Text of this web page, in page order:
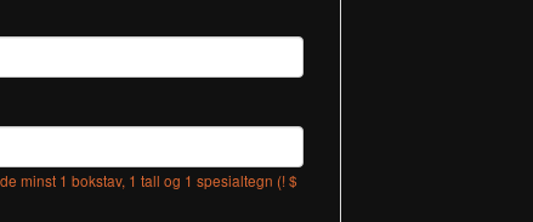
minst 1 bokstav, 1 tall og 1 spesialtegn (! $